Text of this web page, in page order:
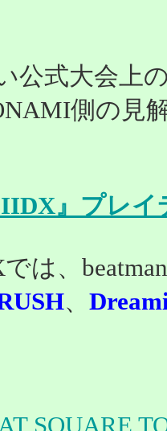
公式大会上
側の見
IIDX』プレ
は、
、
SQUARE